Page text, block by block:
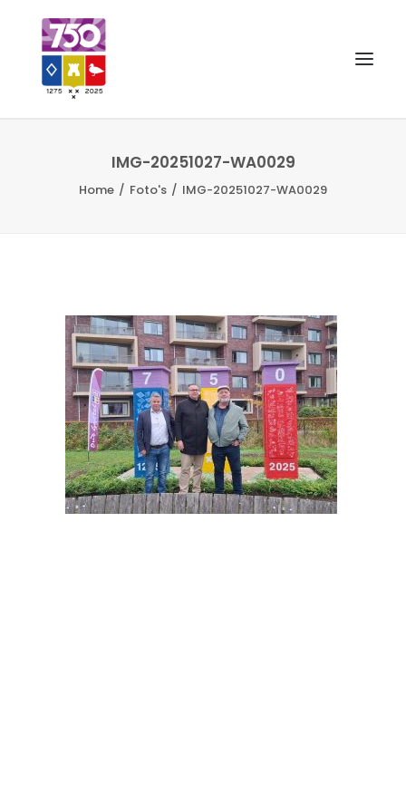
OUD GASTEL 750
EVENEMENTEN
VRIENDEN VAN
CONTACT
IMG-20251027-WA0029
Home Foto's IMG-20251027-WA0029